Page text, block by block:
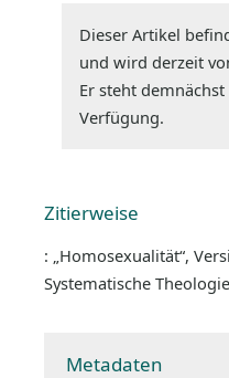
Dieser Artikel
und wird derzeit
Er steht demnächst
Verfügung.
Zitierweise
: „Homosexualität“,
Systematische
Metadaten